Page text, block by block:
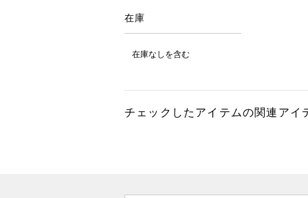
在庫
在庫なしを含む
チェックしたアイテムの関連アイ